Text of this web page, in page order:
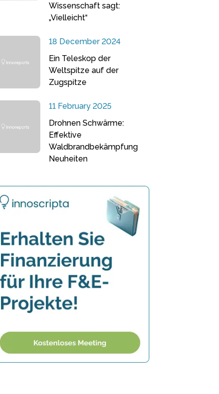
Wissenschaft sagt:
„Vielleicht“
18 December 2024
Ein Teleskop der
Weltspitze auf der
Zugspitze
11 February 2025
Drohnen Schwärme:
Effektive
Waldbrandbekämpfung
Neuheiten